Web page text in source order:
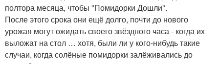
полтора месяца, чтобы "Помидорки Дошли".
После этого срока они ещё долго, почти до нового
урожая могут ожидать своего звёздного часа - когда их
выложат на стол … хотя, были ли у кого-нибудь такие
случаи, когда солёные помидорки залёживались до